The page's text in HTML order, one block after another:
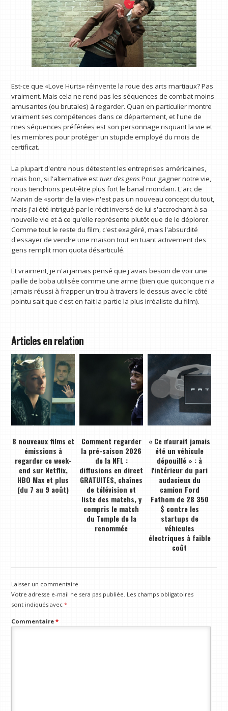
Est-ce que «Love Hurts» réinvente la roue des arts martiaux? Pas
vraiment. Mais cela ne rend pas les séquences de combat moins
amusantes (ou brutales) à regarder. Quan en particulier montre
vraiment ses compétences dans ce département, et l'une de
mes séquences préférées est son personnage risquant la vie et
les membres pour protéger un stupide employé du mois de
certificat.
La plupart d'entre nous détestent les entreprises américaines,
mais bon, si l'alternative esttuer des gensPour gagner notre vie,
nous tiendrions peut-être plus fort le banal mondain. L'arc de
Marvin de «sortir de la vie» n'est pas un nouveau concept du tout,
mais j'ai été intrigué par le récit inversé de lui s'accrochant à sa
nouvelle vie et à ce qu'elle représente plutôt que de le déplorer.
Comme tout le reste du film, c'est exagéré, mais l'absurdité
d'essayer de vendre une maison tout en tuant activement des
gens remplit mon quota désarticulé.
Et vraiment, je n'ai jamais pensé que j'avais besoin de voir une
paille de boba utilisée comme une arme (bien que quiconque n'a
jamais réussi à frapper un trou à travers le dessus avec le côté
pointu sait que c'est en fait la partie la plus irréaliste du film).
Articles en relation
8 nouveaux films et
émissions à
regarder ce week-
end sur Netflix,
HBO Max et plus
(du 7 au 9 août)
Comment regarder
la pré-saison 2026
de la NFL :
diffusions en direct
GRATUITES, chaînes
de télévision et
liste des matchs, y
compris le match
du Temple de la
renommée
« Ce n'aurait jamais
été un véhicule
dépouillé » : à
l'intérieur du pari
audacieux du
camion Ford
Fathom de 28 350
$ contre les
startups de
véhicules
électriques à faible
coût
Laisser un commentaire
Votre adresse e-mail ne sera pas publiée. Les champs obligatoires
sont indiqués avec*
Commentaire*